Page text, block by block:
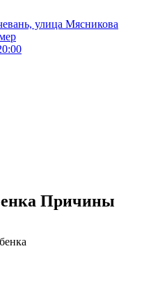
улица Мясникова
Причины